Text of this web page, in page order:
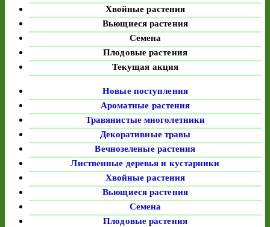
Хвойные растения
Вьющиеся растения
Семена
Плодовые растения
Текущая акция
Новые поступления
Ароматные растения
Травянистые многолетники
Декоративные травы
Вечнозеленые растения
Лиственные деревья и кустарники
Хвойные растения
Вьющиеся растения
Семена
Плодовые растения